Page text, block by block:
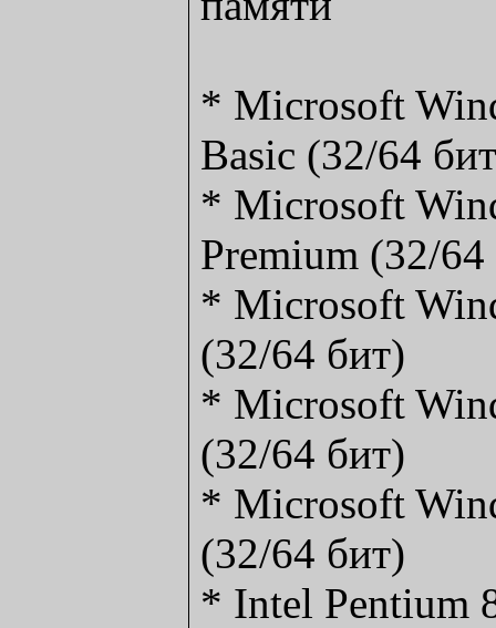
* Microsoft
Basic (32/64
* Microsoft
Premium (32/64
* Microsoft
(32/64 бит)
* Microsoft
(32/64 бит)
* Microsoft
(32/64 бит)
* Intel Pentium